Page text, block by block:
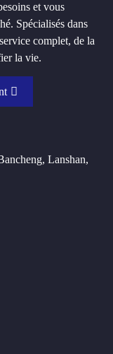
et vous
Spécialisés dans
complet, de la
la vie.
Lanshan,